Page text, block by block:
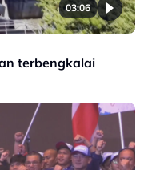
03:06
terbengkalai